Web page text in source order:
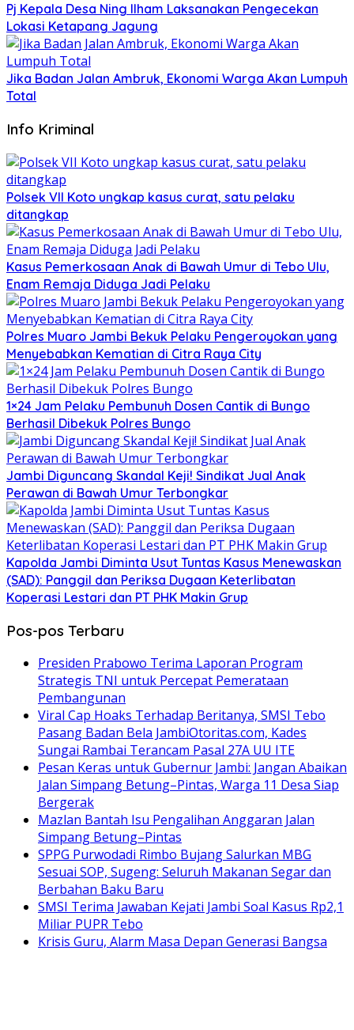
Pj Kepala Desa Ning Ilham Laksanakan Pengecekan
Lokasi Ketapang Jagung
Jika Badan Jalan Ambruk, Ekonomi Warga Akan Lumpuh
Total
Info Kriminal
Polsek VII Koto ungkap kasus curat, satu pelaku
ditangkap
Kasus Pemerkosaan Anak di Bawah Umur di Tebo Ulu,
Enam Remaja Diduga Jadi Pelaku
Polres Muaro Jambi Bekuk Pelaku Pengeroyokan yang
Menyebabkan Kematian di Citra Raya City
1×24 Jam Pelaku Pembunuh Dosen Cantik di Bungo
Berhasil Dibekuk Polres Bungo
Jambi Diguncang Skandal Keji! Sindikat Jual Anak
Perawan di Bawah Umur Terbongkar
Kapolda Jambi Diminta Usut Tuntas Kasus Menewaskan
(SAD): Panggil dan Periksa Dugaan Keterlibatan
Koperasi Lestari dan PT PHK Makin Grup
Pos-pos Terbaru
Presiden Prabowo Terima Laporan Program
Strategis TNI untuk Percepat Pemerataan
Pembangunan
Viral Cap Hoaks Terhadap Beritanya, SMSI Tebo
Pasang Badan Bela JambiOtoritas.com, Kades
Sungai Rambai Terancam Pasal 27A UU ITE
Pesan Keras untuk Gubernur Jambi: Jangan Abaikan
Jalan Simpang Betung–Pintas, Warga 11 Desa Siap
Bergerak
Mazlan Bantah Isu Pengalihan Anggaran Jalan
Simpang Betung–Pintas
SPPG Purwodadi Rimbo Bujang Salurkan MBG
Sesuai SOP, Sugeng: Seluruh Makanan Segar dan
Berbahan Baku Baru
SMSI Terima Jawaban Kejati Jambi Soal Kasus Rp2,1
Miliar PUPR Tebo
Krisis Guru, Alarm Masa Depan Generasi Bangsa